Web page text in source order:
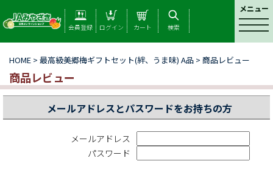
メニュー
t
e
n
v
会員登録 ログイン カート 検索
HOME > 最高級美郷梅ギフトセット(絆、うま味) A品 > 商品レビュー
商品レビュー
メールアドレスとパスワードをお持ちの方
メールアドレス
パスワード